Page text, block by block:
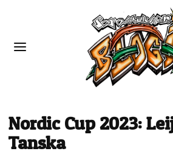
Nordic Cup 2023:
Tanska